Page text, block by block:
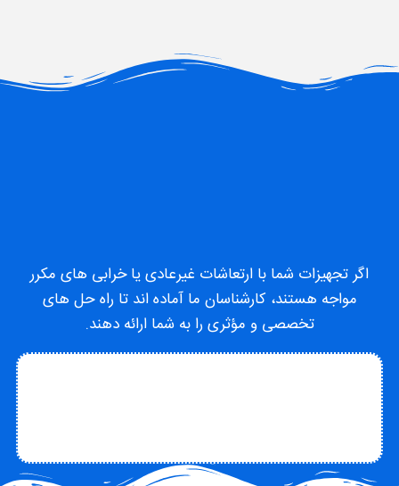
اگر تجهیزات شما با ارتعاشات غیرعادی یا خرابی های مکرر
مواجه هستند، کارشناسان ما آماده اند تا راه حل های
تخصصی و مؤثری را به شما ارائه دهند.